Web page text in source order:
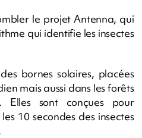
le projet Antenna, qui
qui identifie les insectes
bornes solaires, placées
mais aussi dans les forêts
Elles sont conçues pour
10 secondes des insectes